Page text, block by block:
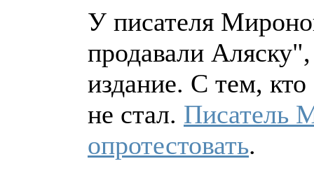
У писателя
продавали Аляску",
издание. С тем, кто
не стал. Писатель
опротестовать.